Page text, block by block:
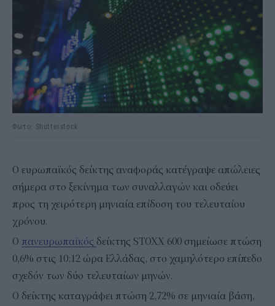
Φωτο: Shutterstock
Ο ευρωπαϊκός δείκτης αναφοράς κατέγραψε απώλειες
σήμερα στο ξεκίνημα των συναλλαγών και οδεύει
προς τη χειρότερη μηνιαία επίδοση του τελευταίου
χρόνου.
Ο πανευρωπαϊκός δείκτης STOXX 600 σημείωσε πτώση
0,6% στις 10:12 ώρα Ελλάδας, στο χαμηλότερο επίπεδο
σχεδόν των δύο τελευταίων μηνών.
Ο δείκτης καταγράφει πτώση 2,72% σε μηνιαία βάση,